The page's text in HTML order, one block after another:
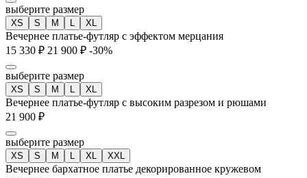
выберите размер
XS S M L XL
Вечернее платье-футляр с эффектом мерцания
15 330 ₽ 21 900 ₽ -30%
выберите размер
XS S M L XL
Вечернее платье-футляр с высоким разрезом и рюшами
21 900 ₽
выберите размер
XS S M L XL XXL
Вечернее бархатное платье декорированное кружевом